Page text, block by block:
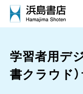
学習者用デ
書クラウド